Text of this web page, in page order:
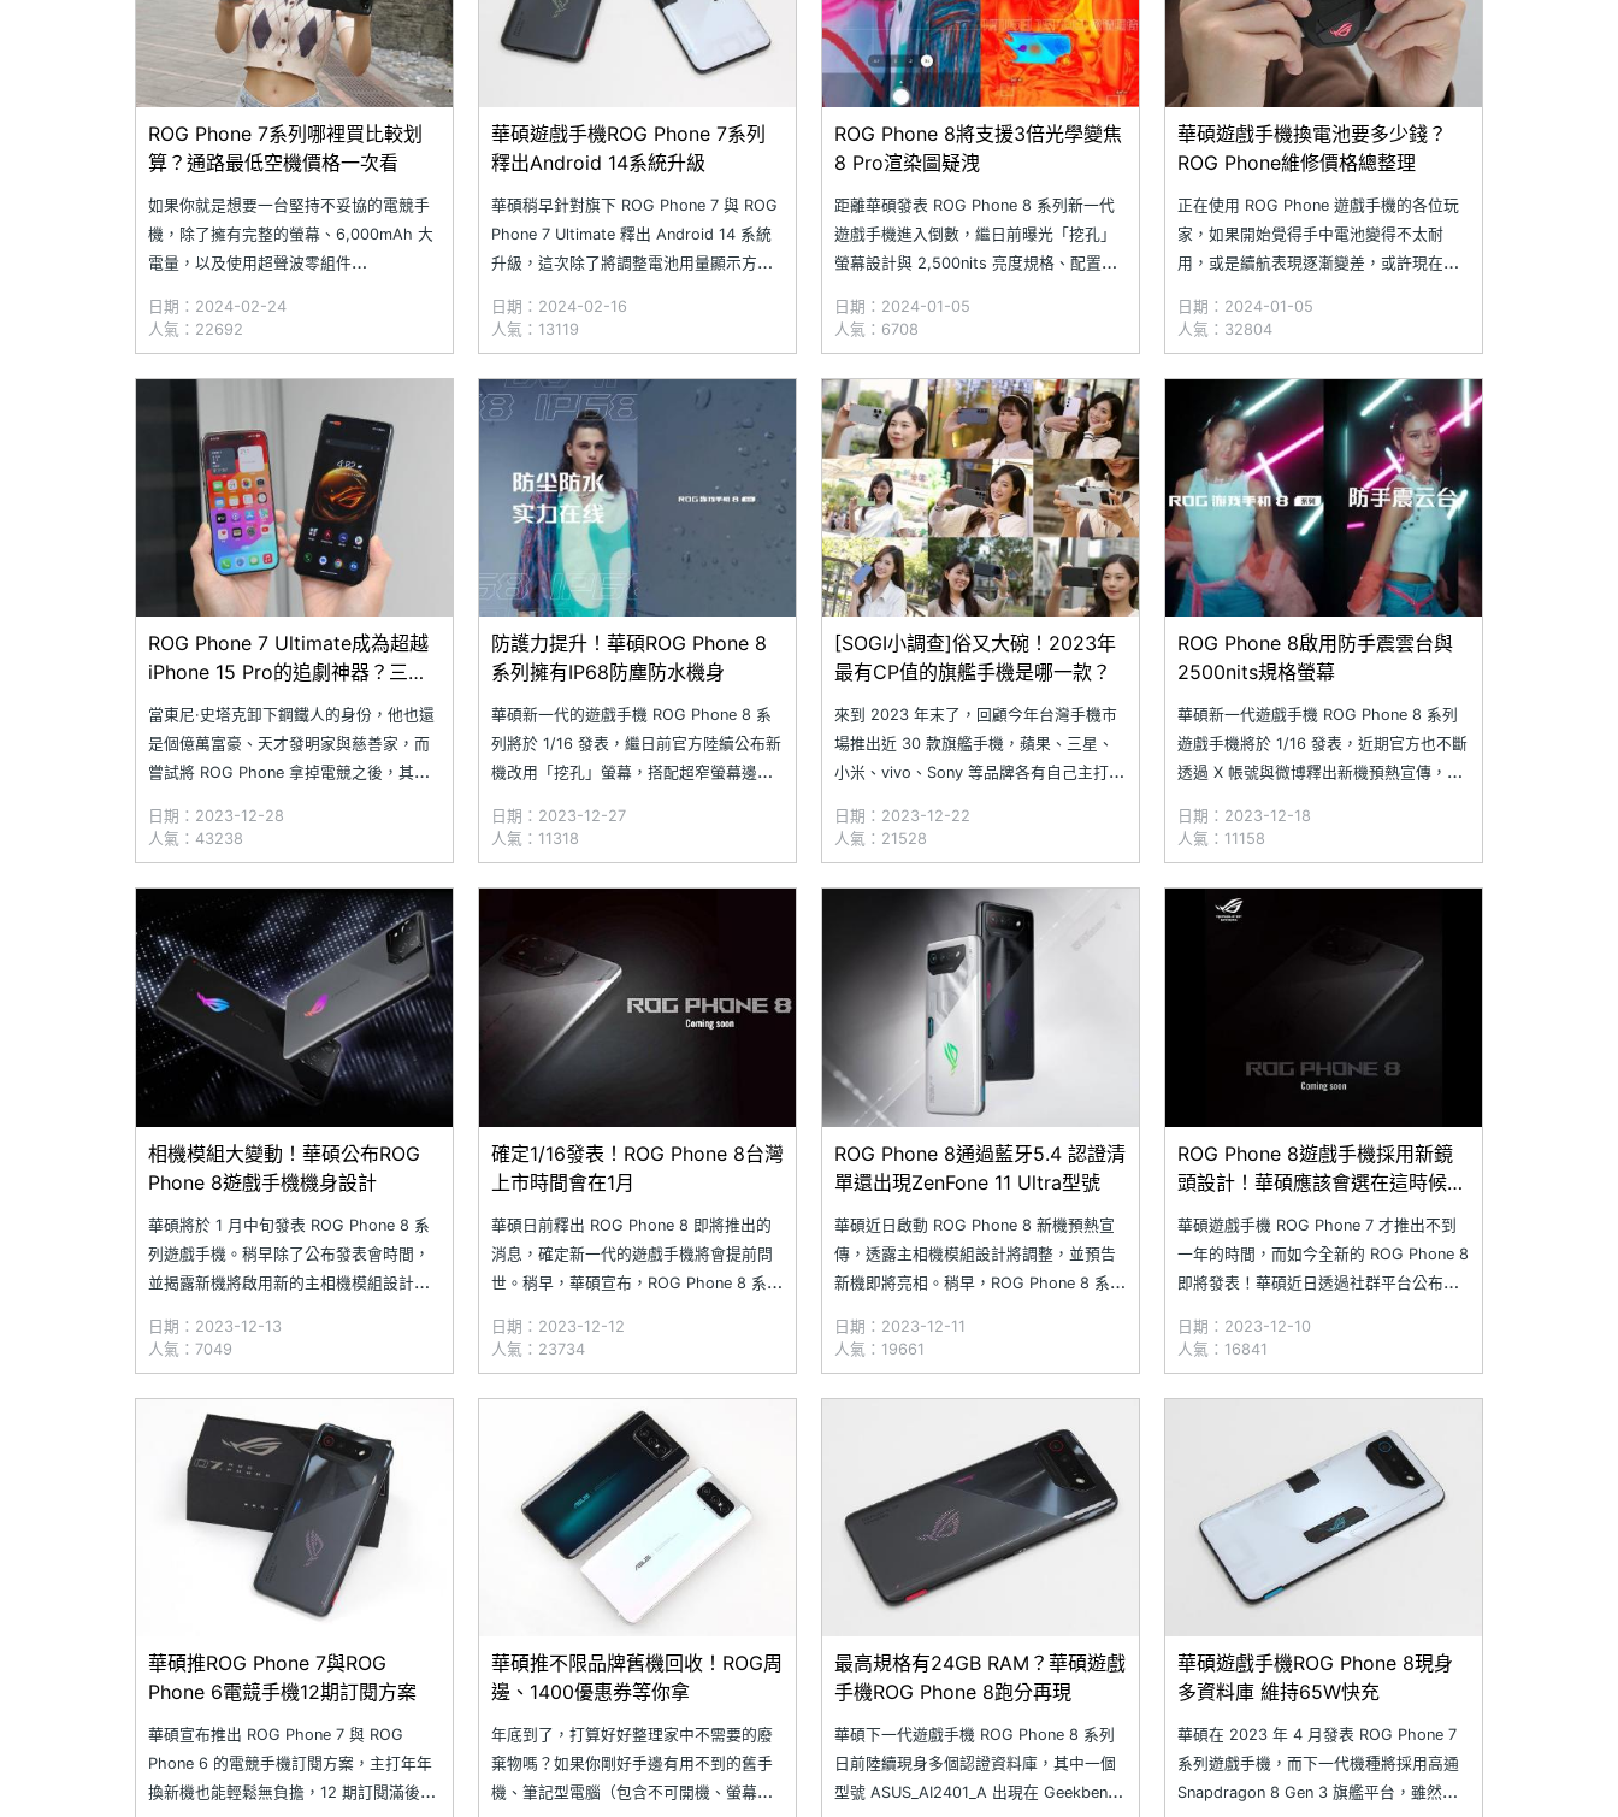
ROG Phone 7系列哪裡買比較划
算？通路最低空機價格一次看
如果你就是想要一台堅持不妥協的電競手
機，除了擁有完整的螢幕、6,000mAh 大
電量，以及使用超聲波零組件
場上販售的 ROG Phone 7 系列手機，相
信會是各位玩家理想的好選擇。隨著 ROG
Phone 7&nbs
日期：2024-02-24
人氣：22692
華碩遊戲手機ROG Phone 7系列
釋出Android 14系統升級
華碩稍早針對旗下 ROG Phone 7 與 ROG
Phone 7 Ultimate 釋出 Android 14 系統
升級，這次除了將調整電池用量顯示方
外，也會支援鎖定螢幕上時鐘的顏色與亮
度客製化設定、支援新的相片及影片權限
與系統相片選取器等。ROG Phone
日期：2024-02-16
人氣：13119
ROG Phone 8將支援3倍光學變焦
8 Pro渲染圖疑洩
距離華碩發表 ROG Phone 8 系列新一代
遊戲手機進入倒數，繼日前曝光「挖孔」
螢幕設計與 2,500nits 亮度規格、配置防
級後，華碩再預告 ROG Phone 8 系列主
相機將有 3 倍光學變焦功能，並且強調優
質散熱體驗。另外，除了官方持續釋出新
日期：2024-01-05
人氣：6708
華碩遊戲手機換電池要多少錢？
ROG Phone維修價格總整理
正在使用 ROG Phone 遊戲手機的各位玩
家，如果開始覺得手中電池變得不太耐
用，或是續航表現逐漸變差，或許現在正
住地附近沒有華碩皇家俱樂部，不用擔
心，其實只要透過 SOGI 合作維修店家，
就能夠提供你方便且優惠的 ROG Phone
換電池維修服務，
日期：2024-01-05
人氣：32804
ROG Phone 7 Ultimate成為超越
iPhone 15 Pro的追劇神器？三位
編輯體驗後這樣說
當東尼·史塔克卸下鋼鐵人的身份，他也還
是個億萬富豪、天才發明家與慈善家，而
嘗試將 ROG Phone 拿掉電競之後，其實
樂手機。不過既然每天都要花這麼長時間
看影片，作為核心播放工具的手機，想必
也得在「螢幕、音效、續航力」都有著最
好的使用體驗才行，為此我們
日期：2023-12-28
人氣：43238
防護力提升！華碩ROG Phone 8
系列擁有IP68防塵防水機身
華碩新一代的遊戲手機 ROG Phone 8 系
列將於 1/16 發表，繼日前官方陸續公布新
機改用「挖孔」螢幕，搭配超窄螢幕邊框
螢幕峰值亮度等特色後，近日再預告 ROG
Phone 8 系列機身防護能力提升至 IP68
防塵防水等級。 目前，
日期：2023-12-27
人氣：11318
[SOGI小調查]俗又大碗！2023年
最有CP值的旗艦手機是哪一款？
來到 2023 年末了，回顧今年台灣手機市
場推出近 30 款旗艦手機，蘋果、三星、
小米、vivo、Sony 等品牌各有自己主打特
計等，而這麼多手機當中，哪一款是你認
為 2023 年最有「CP 值」的旗艦手機呢？
想要在年末換新機，換哪一款旗艦手機是
最物超所值的選擇？
日期：2023-12-22
人氣：21528
ROG Phone 8啟用防手震雲台與
2500nits規格螢幕
華碩新一代遊戲手機 ROG Phone 8 系列
遊戲手機將於 1/16 發表，近期官方也不斷
透過 X 帳號與微博釋出新機預熱宣傳，透
技術，提升攝錄體驗；同時提高螢幕峰值
亮度至 2,500nits。另外，國外網站
Windows Re
日期：2023-12-18
人氣：11158
相機模組大變動！華碩公布ROG
Phone 8遊戲手機機身設計
華碩將於 1 月中旬發表 ROG Phone 8 系
列遊戲手機。稍早除了公布發表會時間，
並揭露新機將啟用新的主相機模組設計
機當作抽獎禮物；活動頁面並透露 ROG
Phone 8 將兼具創新設計、卓越表現及升
級相機等特色，並在盲測最後頁面悄悄曝
光新機背部外型設計
日期：2023-12-13
人氣：7049
確定1/16發表！ROG Phone 8台灣
上市時間會在1月
華碩日前釋出 ROG Phone 8 即將推出的
消息，確定新一代的遊戲手機將會提前問
世。稍早，華碩宣布，ROG Phone 8 系列
16 日下午 19:30 登場，從預熱宣傳影片可
以看到這次的新機特別訴求，擁有極窄的
邊框設計，預熱圖甚至透露
日期：2023-12-12
人氣：23734
ROG Phone 8通過藍牙5.4 認證清
單還出現ZenFone 11 Ultra型號
華碩近日啟動 ROG Phone 8 新機預熱宣
傳，透露主相機模組設計將調整，並預告
新機即將亮相。稍早，ROG Phone 8 系列
推出做準備，並曝光 ROG Phone 8、
ROG Phone 8 Pro 等產品型號與對應內部
型號；值得一提的是，同筆認證資
日期：2023-12-11
人氣：19661
ROG Phone 8遊戲手機採用新鏡
頭設計！華碩應該會選在這時候發
華碩遊戲手機 ROG Phone 7 才推出不到
一年的時間，而如今全新的 ROG Phone 8
即將發表！華碩近日透過社群平台公布
推出」，還揭露 ROG Phone 8 的局部設
計。從外觀來看，這次的設計採用了全新
的鏡頭模組；ROG Phone 8
日期：2023-12-10
人氣：16841
華碩推ROG Phone 7與ROG
Phone 6電競手機12期訂閱方案
華碩宣布推出 ROG Phone 7 與 ROG
Phone 6 的電競手機訂閱方案，主打年年
換新機也能輕鬆無負擔，12 期訂閱滿後可
華碩推不限品牌舊機回收！ROG周
邊、1400優惠券等你拿
年底到了，打算好好整理家中不需要的廢
棄物嗎？如果你剛好手邊有用不到的舊手
機、筆記型電腦（包含不可開機、螢幕破
最高規格有24GB RAM？華碩遊戲
手機ROG Phone 8跑分再現
華碩下一代遊戲手機 ROG Phone 8 系列
日前陸續現身多個認證資料庫，其中一個
型號 ASUS_AI2401_A 出現在 Geekbench
華碩遊戲手機ROG Phone 8現身
多資料庫 維持65W快充
華碩在 2023 年 4 月發表 ROG Phone 7
系列遊戲手機，而下一代機種將採用高通
Snapdragon 8 Gen 3 旗艦平台，雖然型